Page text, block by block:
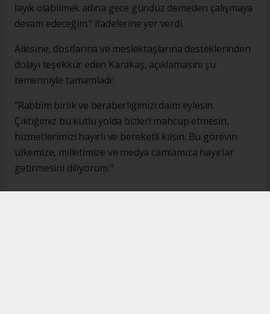
layık olabilmek adına gece gündüz demeden çalışmaya
devam edeceğim." ifadelerine yer verdi.
Ailesine, dostlarına ve meslektaşlarına desteklerinden
dolayı teşekkür eden Karakaş, açıklamasını şu
temenniyle tamamladı:
"Rabbim birlik ve beraberliğimizi daim eylesin.
Çıktığımız bu kutlu yolda bizleri mahcup etmesin,
hizmetlerimizi hayırlı ve bereketli kılsın. Bu görevin
ülkemize, milletimize ve medya camiamıza hayırlar
getirmesini diliyorum."